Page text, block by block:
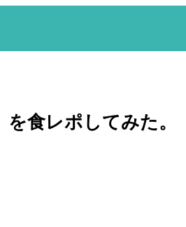
食レポしてみた。